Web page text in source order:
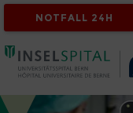
NOTFALL 24H